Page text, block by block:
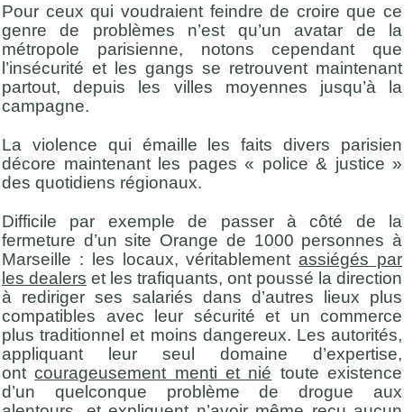
Pour ceux qui voudraient feindre de croire que ce
genre de problèmes n’est qu’un avatar de la
métropole parisienne, notons cependant que
l’insécurité et les gangs se retrouvent maintenant
partout, depuis les villes moyennes jusqu’à la
campagne.
La violence qui émaille les faits divers parisien
décore maintenant les pages « police & justice »
des quotidiens régionaux.
Difficile par exemple de passer à côté de la
fermeture d’un site Orange de 1000 personnes à
Marseille : les locaux, véritablementassiégés par
les dealers et les trafiquants, ont poussé la direction
à rediriger ses salariés dans d’autres lieux plus
compatibles avec leur sécurité et un commerce
plus traditionnel et moins dangereux. Les autorités,
appliquant leur seul domaine d’expertise,
ontcourageusement menti et nié toute existence
d’un quelconque problème de drogue aux